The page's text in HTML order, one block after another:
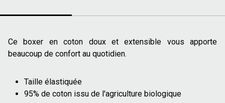
Ce boxer en coton doux et extensible vous apporte
beaucoup de confort au quotidien.
Taille élastiquée
95% de coton issu de l'agriculture biologique